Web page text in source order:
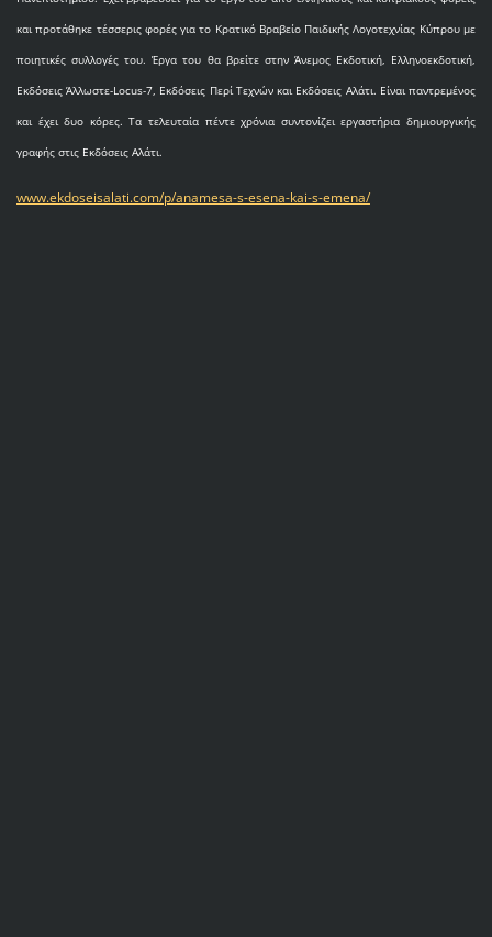
και προτάθηκε τέσσερις φορές για το Κρατικό Βραβείο Παιδικής Λογοτεχνίας Κύπρου με
ποιητικές συλλογές του. Έργα του θα βρείτε στην Άνεμος Εκδοτική, Ελληνοεκδοτική,
Εκδόσεις Άλλωστε-Locus-7, Εκδόσεις Περί Τεχνών και Εκδόσεις Αλάτι. Είναι παντρεμένος
και έχει δυο κόρες. Τα τελευταία πέντε χρόνια συντονίζει εργαστήρια δημιουργικής
γραφής στις Εκδόσεις Αλάτι.
www.ekdoseisalati.com/p/anamesa-s-esena-kai-s-emena/